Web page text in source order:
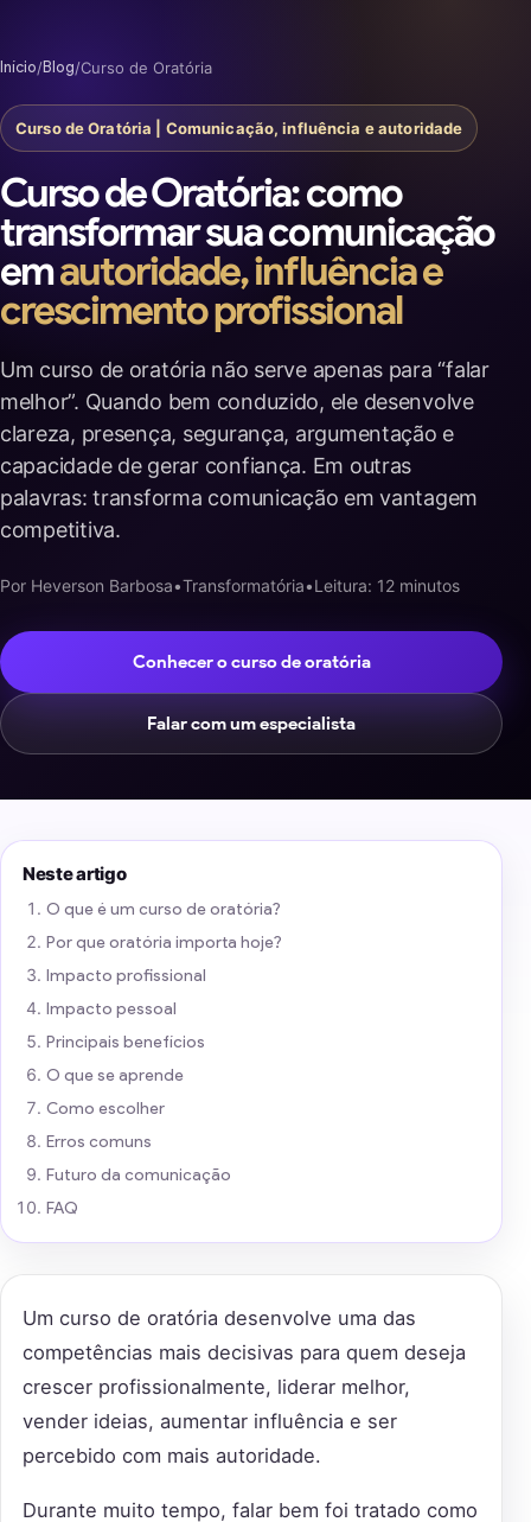
Início/Blog/Curso de Oratória
Curso de Oratória | Comunicação, influência e autoridade
Curso de Oratória: como
transformar sua comunicação
emautoridade, influência e
crescimento profissional
Um curso de oratória não serve apenas para “falar
melhor”. Quando bem conduzido, ele desenvolve
clareza, presença, segurança, argumentação e
capacidade de gerar confiança. Em outras
palavras: transforma comunicação em vantagem
competitiva.
Por Heverson Barbosa•Transformatória•Leitura: 12 minutos
Conhecer o curso de oratória
Falar com um especialista
Neste artigo
O que é um curso de oratória?
Por que oratória importa hoje?
Impacto profissional
Impacto pessoal
Principais benefícios
O que se aprende
Como escolher
Erros comuns
Futuro da comunicação
FAQ
Um curso de oratória desenvolve uma das
competências mais decisivas para quem deseja
crescer profissionalmente, liderar melhor,
vender ideias, aumentar influência e ser
percebido com mais autoridade.
Durante muito tempo, falar bem foi tratado como